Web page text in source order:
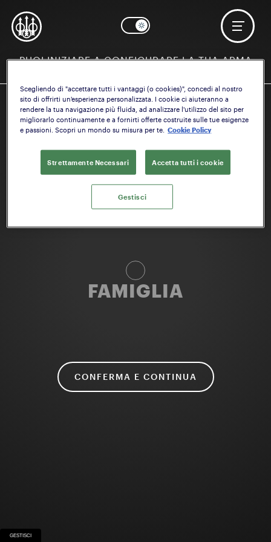
PUOI INIZIARE A CONFIGURARE LA TUA ARMA
Caccia / Competizione / Tattico
FAMIGLIA
CONFERMA E CONTINUA
GESTISCI
Scegliendo di "accettare tutti i vantaggi (o cookies)", concedi al nostro
sito di offrirti un'esperienza personalizzata. I cookie ci aiuteranno a
rendere la tua navigazione più fluida, ad analizzare l'utilizzo del sito per
migliorarlo continuamente e a fornirti offerte costruite sulle tue esigenze
e passioni. Scopri un mondo su misura per te.
Cookie Policy
Strettamente Necessari Accetta tutti i cookie
Gestisci